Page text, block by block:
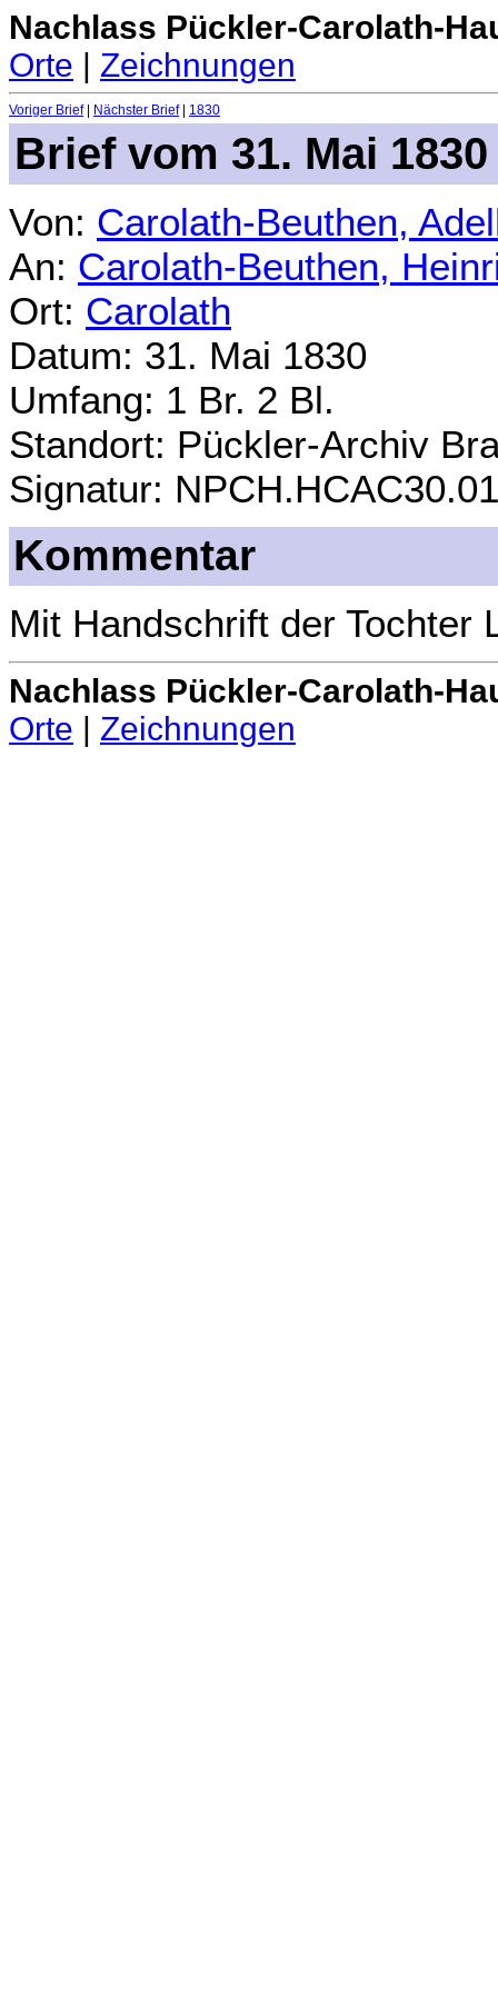
Nachlass Pückler-Carolath-
Orte | Zeichnungen
Voriger Brief| Nächster Brief| 1830
Brief vom 31. Mai 1830
Von: Carolath-Beuthen,
An: Carolath-Beuthen,
Ort: Carolath
Datum: 31. Mai 1830
Umfang: 1 Br. 2 Bl.
Standort: Pückler-Archiv
Signatur:
Kommentar
Mit Handschrift der Tochter
Nachlass Pückler-Carolath-
Orte | Zeichnungen